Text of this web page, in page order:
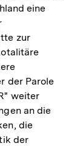
eine
zur
der Parole
weiter
an die
die
der